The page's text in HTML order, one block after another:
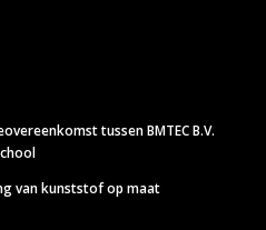
tussen BMTEC B.V.
van kunststof op maat